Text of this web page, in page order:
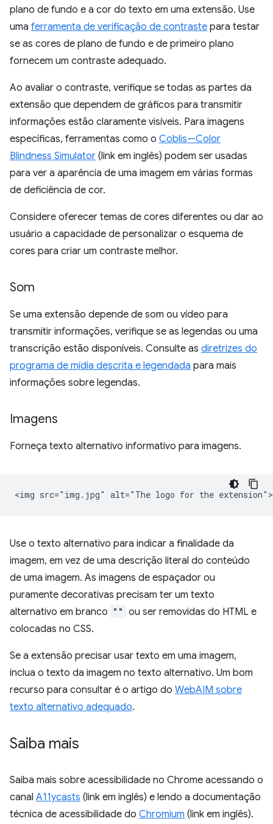
plano de fundo e a cor do texto em uma extensão. Use
uma ferramenta de verificação de contraste para testar
se as cores de plano de fundo e de primeiro plano
fornecem um contraste adequado.
Ao avaliar o contraste, verifique se todas as partes da
extensão que dependem de gráficos para transmitir
informações estão claramente visíveis. Para imagens
específicas, ferramentas como o Coblis—Color
Blindness Simulator (link em inglês) podem ser usadas
para ver a aparência de uma imagem em várias formas
de deficiência de cor.
Considere oferecer temas de cores diferentes ou dar ao
usuário a capacidade de personalizar o esquema de
cores para criar um contraste melhor.
Som
Se uma extensão depende de som ou vídeo para
transmitir informações, verifique se as legendas ou uma
transcrição estão disponíveis. Consulte as diretrizes do
programa de mídia descrita e legendada para mais
informações sobre legendas.
Imagens
Forneça texto alternativo informativo para imagens.
Use o texto alternativo para indicar a finalidade da
imagem, em vez de uma descrição literal do conteúdo
de uma imagem. As imagens de espaçador ou
puramente decorativas precisam ter um texto
alternativo em branco "" ou ser removidas do HTML e
colocadas no CSS.
Se a extensão precisar usar texto em uma imagem,
inclua o texto da imagem no texto alternativo. Um bom
recurso para consultar é o artigo do WebAIM sobre
texto alternativo adequado.
Saiba mais
Saiba mais sobre acessibilidade no Chrome acessando o
canal A11ycasts (link em inglês) e lendo a documentação
técnica de acessibilidade do Chromium (link em inglês).